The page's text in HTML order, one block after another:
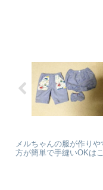
メルちゃんの服が作りや
方が簡単で手縫いOKは